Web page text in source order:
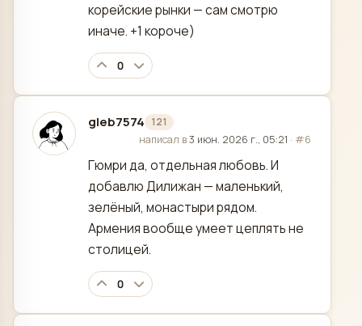
корейские рынки — сам смотрю
иначе. +1 короче)
0
gleb7574 121
отредактировано
написал в3 июн. 2026 г., 05:21 · #6
Гюмри да, отдельная любовь. И
добавлю Дилижан — маленький,
зелёный, монастыри рядом.
Армения вообще умеет цеплять не
столицей.
0